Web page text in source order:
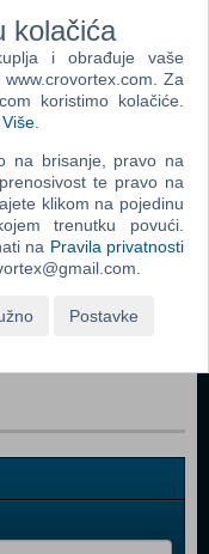
kolačića
i obrađuje vaše
Za
koristimo kolačiće.
Više
na brisanje, pravo na
te pravo na
klikom na pojedinu
trenutku povući.
na Pravila privatnosti
Postavke